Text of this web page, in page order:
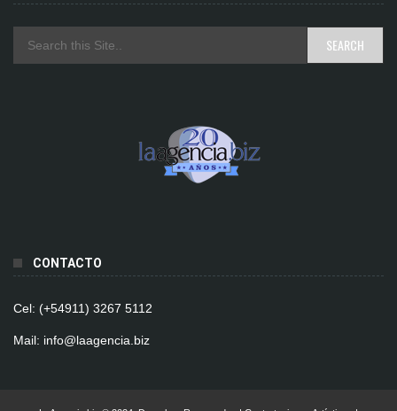
CONTACTO
Cel: (+54911) 3267 5112
Mail: info@laagencia.biz